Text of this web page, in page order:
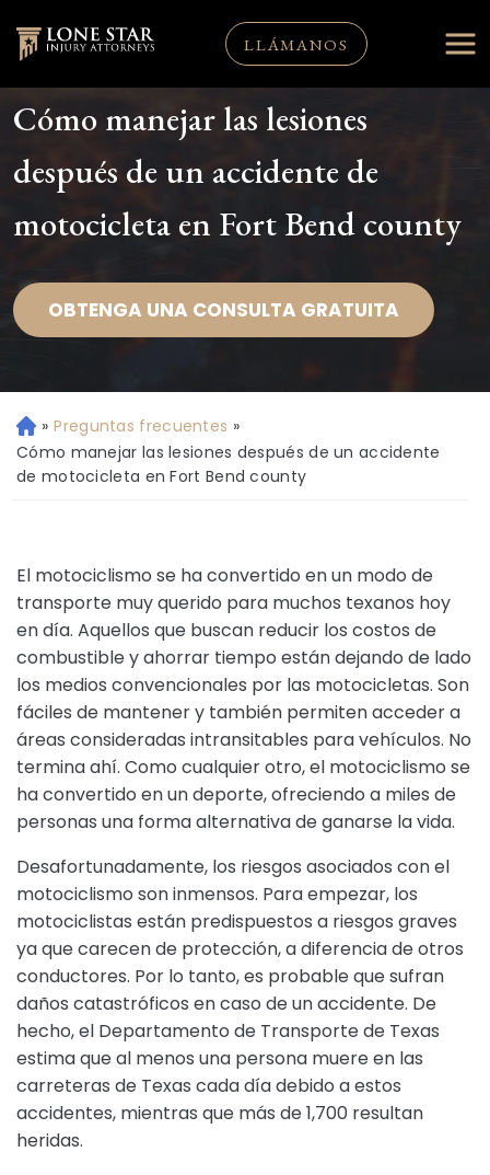
LLÁMANOS
Cómo manejar las lesiones
después de un accidente de
motocicleta en Fort Bend county
OBTENGA UNA CONSULTA GRATUITA
Ini
ci
o
» Preguntas frecuentes »
Cómo manejar las lesiones después de un accidente
de motocicleta en Fort Bend county
El motociclismo se ha convertido en un modo de
transporte muy querido para muchos texanos hoy
en día. Aquellos que buscan reducir los costos de
combustible y ahorrar tiempo están dejando de lado
los medios convencionales por las motocicletas. Son
fáciles de mantener y también permiten acceder a
áreas consideradas intransitables para vehículos. No
termina ahí. Como cualquier otro, el motociclismo se
ha convertido en un deporte, ofreciendo a miles de
personas una forma alternativa de ganarse la vida.
Desafortunadamente, los riesgos asociados con el
motociclismo son inmensos. Para empezar, los
motociclistas están predispuestos a riesgos graves
ya que carecen de protección, a diferencia de otros
conductores. Por lo tanto, es probable que sufran
daños catastróficos en caso de un accidente. De
hecho, el Departamento de Transporte de Texas
estima que al menos una persona muere en las
carreteras de Texas cada día debido a estos
accidentes, mientras que más de 1,700 resultan
heridas.